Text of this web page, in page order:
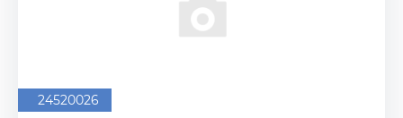
24520026